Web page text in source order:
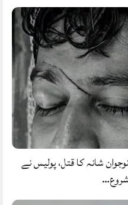
شانہ کا قتل، پولیس نے